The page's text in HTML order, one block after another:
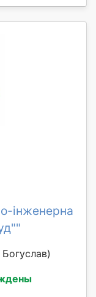
інженерна